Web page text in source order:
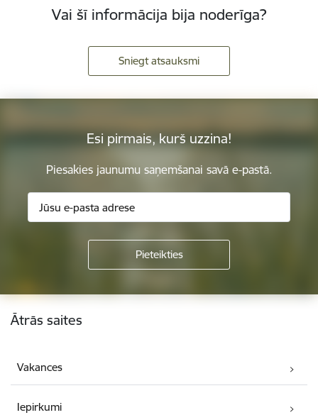
Vai šī informācija bija noderīga?
Sniegt atsauksmi
Esi pirmais, kurš uzzina!
Piesakies jaunumu saņemšanai savā e-pastā.
Kājene
Ātrās saites
Vakances
Iepirkumi